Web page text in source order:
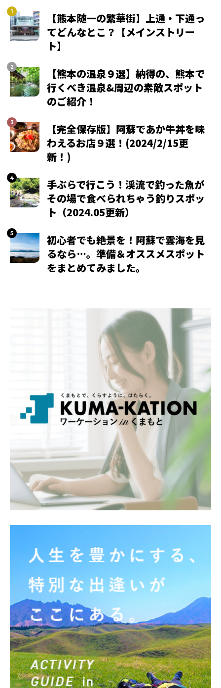
【熊本随一の繁華街】上通・下通っ
てどんなとこ？【メインストリー
ト】
【熊本の温泉９選】納得の、熊本で
行くべき温泉&周辺の素敵スポット
のご紹介！
【完全保存版】阿蘇であか牛丼を味
わえるお店９選！(2024/2/15更
新！)
手ぶらで行こう！渓流で釣った魚が
その場で食べられちゃう釣りスポッ
ト（2024.05更新）
初心者でも絶景を！阿蘇で雲海を見
るなら…。準備＆オススメスポット
をまとめてみました。